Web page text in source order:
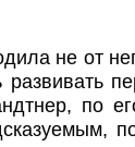
не от
по